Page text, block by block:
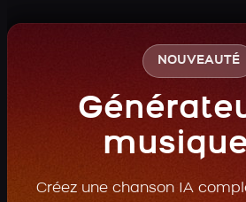
NOUVEAUTÉ
Créez une chanson IA